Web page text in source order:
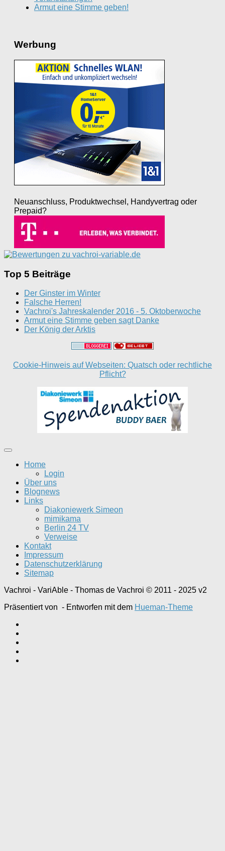
Armut eine Stimme geben!
Werbung
Neuanschluss, Produktwechsel, Handyvertrag oder
Prepaid?
Top 5 Beiträge
Der Ginster im Winter
Falsche Herren!
Vachroi's Jahreskalender 2016 - 5. Oktoberwoche
Armut eine Stimme geben sagt Danke
Der König der Arktis
Cookie-Hinweis auf Webseiten: Quatsch oder rechtliche
Pflicht?
Home
Login
Über uns
Blognews
Links
Diakoniewerk Simeon
mimikama
Berlin 24 TV
Verweise
Kontakt
Impressum
Datenschutzerklärung
Sitemap
Vachroi - VariAble - Thomas de Vachroi © 2011 - 2025 v2
Präsentiert von - Entworfen mit dem Hueman-Theme